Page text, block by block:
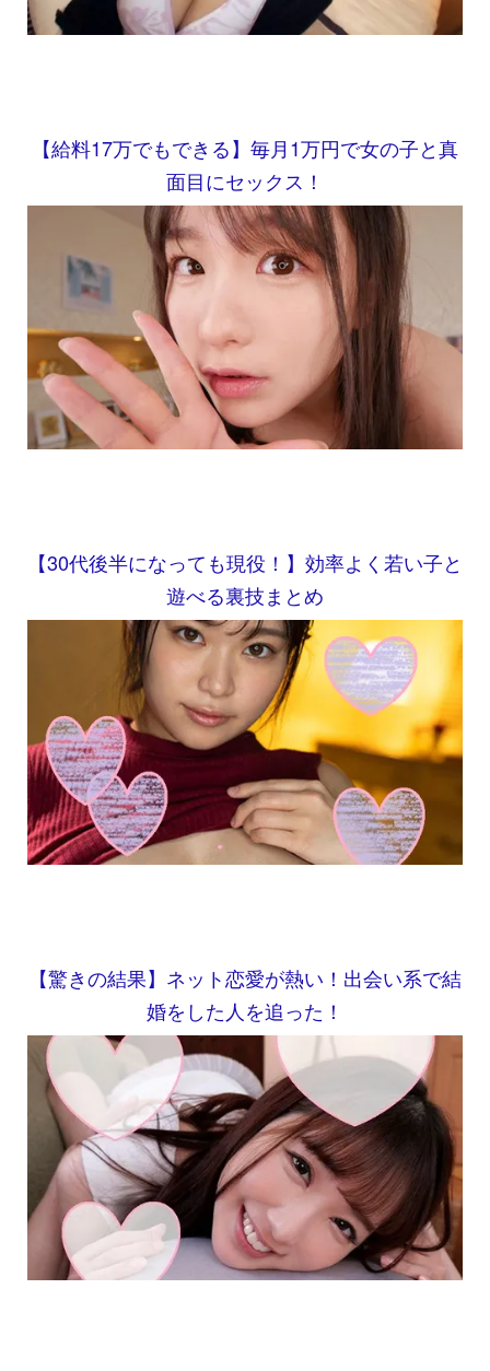
【給料17万でもできる】毎月1万円で女の子と真
面目にセックス！
【30代後半になっても現役！】効率よく若い子と
遊べる裏技まとめ
【驚きの結果】ネット恋愛が熱い！出会い系で結
婚をした人を追った！